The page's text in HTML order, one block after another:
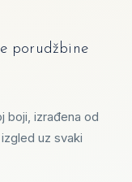
porudžbine
boji, izrađena od
uz svaki